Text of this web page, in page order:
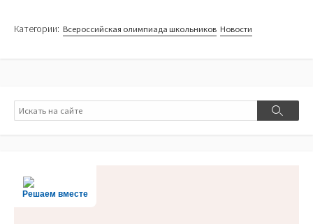
Категории: Всероссийская олимпиада школьников Новости
Поиск
Поиск
Решаем вместе